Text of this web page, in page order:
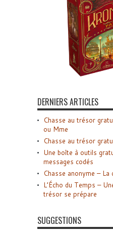
DERNIERS ARTICLES
Chasse au trésor
ou Mme
Chasse au trésor
Une boîte à outils
messages codés
Chasse anonyme –
L’Écho du Temps –
trésor se prépare
SUGGESTIONS